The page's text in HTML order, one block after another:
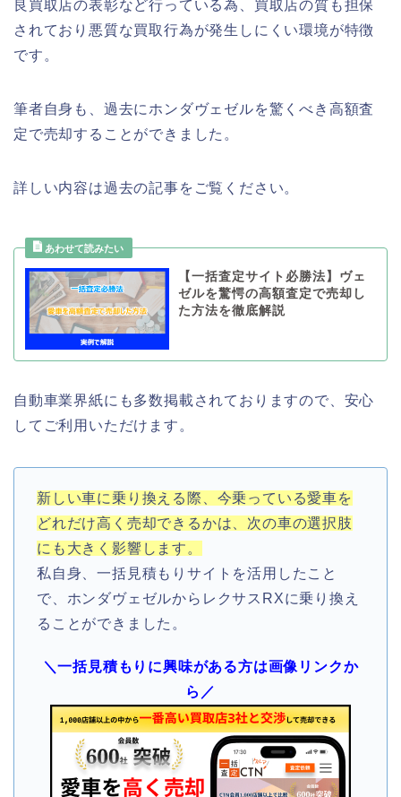
良買取店の表彰など行っている為、買取店の質も担保
されており悪質な買取行為が発生しにくい環境が特徴
です。
筆者自身も、過去にホンダヴェゼルを驚くべき高額査
定で売却することができました。
詳しい内容は過去の記事をご覧ください。
【一括査定サイト必勝法】ヴェ
ゼルを驚愕の高額査定で売却し
た方法を徹底解説
自動車業界紙にも多数掲載されておりますので、安心
してご利用いただけます。
新しい車に乗り換える際、今乗っている愛車を
どれだけ高く売却できるかは、次の車の選択肢
にも大きく影響します。
私自身、一括見積もりサイトを活用したこと
で、ホンダヴェゼルからレクサスRXに乗り換え
ることができました。
＼一括見積もりに興味がある方は画像リンクか
ら／